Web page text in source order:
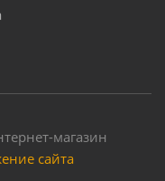
магазин
сайта